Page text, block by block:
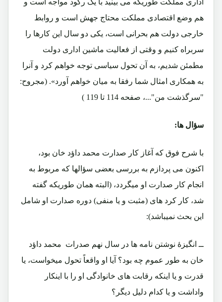
اداری مملکت طوریکه می بینید با یک رکود مواجه است و
هم وضع اقتصادی مملکت محتاج جهش است و روابط
خارجی دولت هم بحرانی است، یکی دو سال این کارها را
سربراه کنیم و وقتی از فعالیت ماشین اداری دولت
مطمئن شدیم، به آن تحول سیاسی توجه خواهم کرد و آنرا
به همکاری امثال شما رفقا به میان خواهم آورد». (مجروح:
"سرگذشت من"...، صفحه 114 تا 119 )
سؤال ها:
با شرح فوق که آغاز کار صدارت محمد داؤد خان بود،
اکنون می پردازم به بررسی بعضی سؤالها که مربوط به
انجام کار صدارت او میگردد، (البته همان طوریکه گفته
شد، کار کرد های (مثبت و یا منفی) دوره صدارت او شامل
این بحث نمیباشد):
ــ انگیزۀ نوشتن نامه ها در سال نهم صدرات محمد داؤد
خان به طور عموم چه بود؟ آیا او واقعاً تحول میخواست، یا
قدرت و یا اینکه رقابت های خانوادگی او را با اینکار
واداشت و یا کدام دلیل دیگر؟